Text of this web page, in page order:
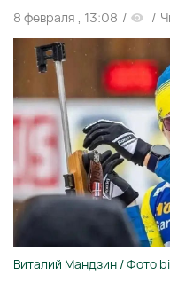
8 февраля , 13:08 / /
Виталий Мандзин / Фото